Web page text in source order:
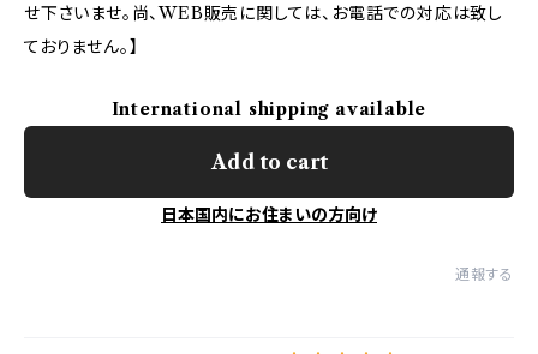
せ下さいませ。尚、WEB販売に関しては、お電話での対応は致し
ておりません。】
International shipping available
Add to cart
日本国内にお住まいの方向け
通報する